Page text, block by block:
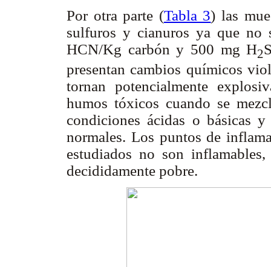
Por otra parte (Tabla 3) las
sulfuros y cianuros ya que no
HCN/Kg carbón y 500 mg H2
presentan cambios químicos
tornan potencialmente
humos tóxicos cuando se
condiciones ácidas o básicas
normales. Los puntos de
estudiados no son
decididamente pobre.